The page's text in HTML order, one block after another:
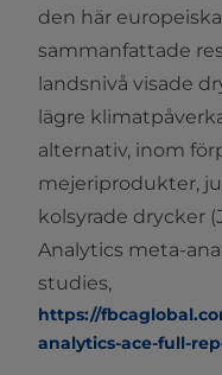
den här
sammanfattade
landsnivå visade
lägre
alternativ, inom
mejeriprodukter,
kolsyrade drycker
Analytics meta-
studies,
https://
analytics-ace-full-